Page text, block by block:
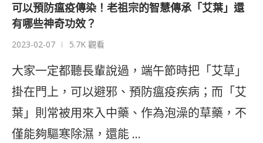
可以預防瘟疫傳染！老祖宗的智慧傳承「艾葉」還
有哪些神奇功效？
2023-02-07 5.7K 觀看
大家一定都聽長輩說過，端午節時把「艾草」
掛在門上，可以避邪、預防瘟疫疾病；而「艾
葉」則常被用來入中藥、作為泡澡的草藥，不
僅能夠驅寒除濕，還能 …